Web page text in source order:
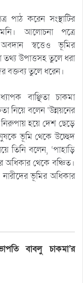
করেন সংস্থাটির
আলোচনা পত্রে
অবদান স্বত্তেও ভূমির
তথ্য উপাত্তসহ তুলে ধরা
তুলে ধরেন।
বাঞ্ছিতা চাকমা
নিয়ে বলেন ‘উন্নয়নের
হয়ে দেশ ছেড়ে
ভূমি থেকে উচ্ছেদ
তিনি বলেন, ‘পাহাড়ি
অধিকার থেকে বঞ্চিত।
ভূমির অধিকার
বাবলু চাকমা’র